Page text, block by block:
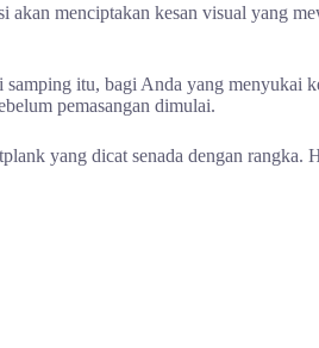
akan menciptakan kesan visual yang
itu, bagi Anda yang menyukai
pemasangan dimulai.
yang dicat senada dengan rangka.